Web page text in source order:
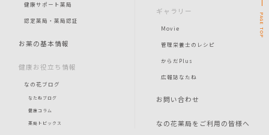
健康サポート薬局
認定薬局・薬局認証
お薬の基本情報
健康お役立ち情報
なの花ブログ
なたねブログ
健康コラム
薬局トピックス
ギャラリー
Movie
管理栄養士のレシピ
からだPlus
広報誌なたね
お問い合わせ
なの花薬局をご利用の皆様へ
PAGE
TOP